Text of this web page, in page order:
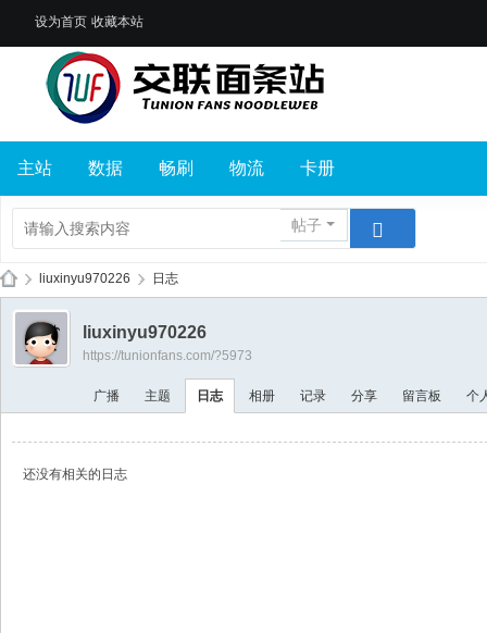
设为首页 收藏本站
主站 数据 畅刷 物流 卡册
帖子
交
面
› liuxinyu970226 › 日志
liuxinyu970226
https://tunionfans.com/?5973
广播 主题 日志 相册 记录 分享 留言板 个
还没有相关的日志